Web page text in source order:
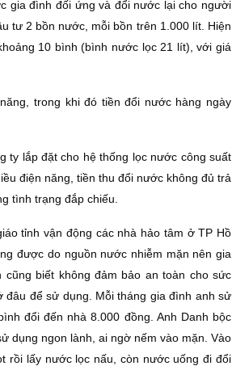
gia đình đối ứng và đổi nước lại cho người
tư 2 bồn nước, mỗi bồn trên 1.000 lít. Hiện
10 bình (bình nước lọc 21 lít), với giá
trong khi đó tiền đổi nước hàng ngày
ty lắp đặt cho hệ thống lọc nước công suất
điện năng, tiền thu đổi nước không đủ trả
tình trạng đắp chiếu.
tỉnh vận động các nhà hảo tâm ở TP Hồ
được do nguồn nước nhiễm mặn nên gia
biết không đảm bảo an toàn cho sức
để sử dụng. Mỗi tháng gia đình anh sử
đổi đến nhà 8.000 đồng. Anh Danh bộc
dụng ngon lành, ai ngờ nếm vào mặn. Vào
rồi lấy nước lọc nấu, còn nước uống đi đổi